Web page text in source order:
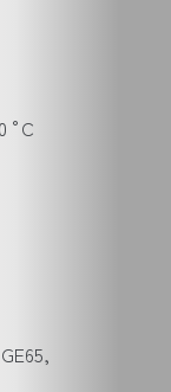
°C